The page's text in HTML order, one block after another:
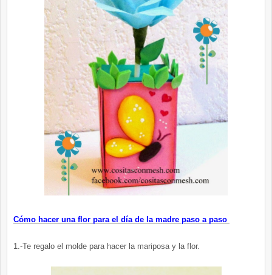
Cómo hacer una flor para el día de la madre paso a paso
1.-Te regalo el molde para hacer la mariposa y la flor.